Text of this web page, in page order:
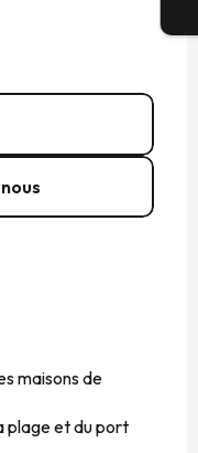
maisons de
plage et du port